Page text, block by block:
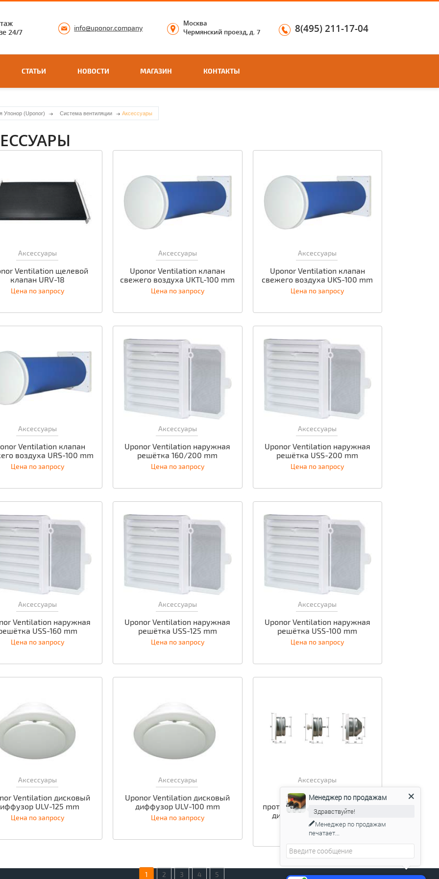
24/7
info@uponor.company
Москва
Чермянский проезд, д. 7
8(495) 211-17-04
СТАТЬИ НОВОСТИ МАГАЗИН КОНТАКТЫ
Упонор (Uponor) Система вентиляции Аксессуары
Аксессуары
Ventilation щелевой
клапан URV-18
Цена по запросу
Аксессуары
Uponor Ventilation клапан
свежего воздуха UKTL-100 mm
Цена по запросу
Аксессуары
Uponor Ventilation клапан
свежего воздуха UKS-100 mm
Цена по запросу
Аксессуары
Ventilation клапан
воздуха URS-100 mm
Цена по запросу
Аксессуары
Uponor Ventilation наружная
решётка 160/200 mm
Цена по запросу
Аксессуары
Uponor Ventilation наружная
решётка USS-200 mm
Цена по запросу
Аксессуары
Ventilation наружная
USS-160 mm
Цена по запросу
Аксессуары
Uponor Ventilation наружная
решётка USS-125 mm
Цена по запросу
Аксессуары
Uponor Ventilation наружная
решётка USS-100 mm
Цена по запросу
Аксессуары
Ventilation дисковый
ULV-125 mm
Цена по запросу
Аксессуары
Uponor Ventilation дисковый
диффузор ULV-100 mm
Цена по запросу
Аксессуары
Uponor Ventilation
противопожарный вытяжной
диффузор S UPK-P-S-125
Цена по запросу
1 2 3 4 5
Менеджер по продажам
Здравствуйте!
Менеджер по продажам
печатает...